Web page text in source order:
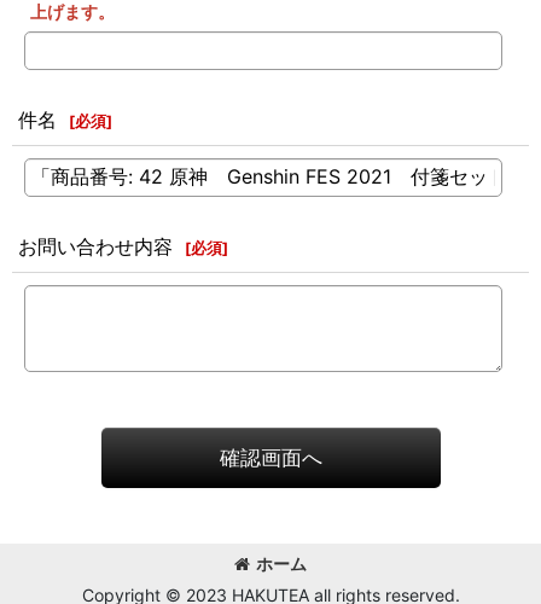
上げます。
件名 [必須]
お問い合わせ内容 [必須]
確認画面へ
ホーム
Copyright © 2023 HAKUTEA all rights reserved.